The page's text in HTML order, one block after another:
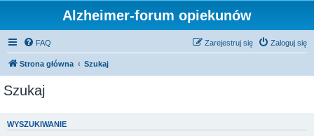
Alzheimer-forum opiekunów
FAQ Zaloguj się
Zarejestruj się
Strona główna Szukaj
Szukaj
WYSZUKIWANIE